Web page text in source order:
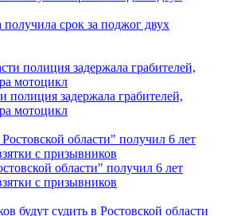
срок за поджог двух
полиция задержала грабителей,
мотоцикл
области" получил 6 лет
с призывников